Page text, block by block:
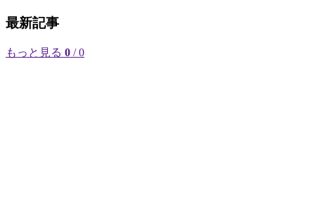
最新記事
もっと見る 0 / 0